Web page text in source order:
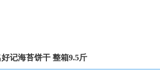
记海苔饼干 整箱9.5斤